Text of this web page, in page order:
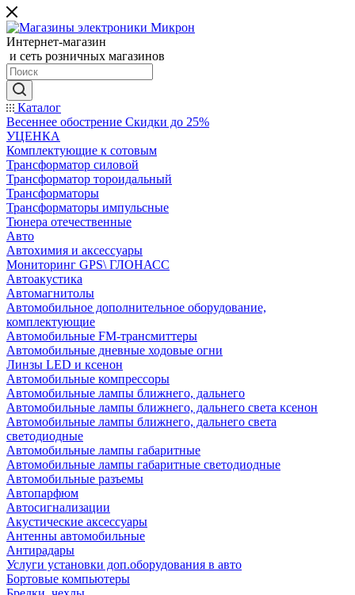
Интернет-магазин
и сеть розничных магазинов
Каталог
Весеннее обострение Скидки до 25%
УЦЕНКА
Комплектующие к сотовым
Трансформатор силовой
Трансформатор тороидальный
Трансформаторы
Трансформаторы импульсные
Тюнера отечественные
Авто
Автохимия и аксессуары
Мониторинг GPS\ ГЛОНАСС
Автоакустика
Автомагнитолы
Автомобильное дополнительное оборудование,
комплектующие
Автомобильные FM-трансмиттеры
Автомобильные дневные ходовые огни
Линзы LED и ксенон
Автомобильные компрессоры
Автомобильные лампы ближнего, дальнего
Автомобильные лампы ближнего, дальнего света ксенон
Автомобильные лампы ближнего, дальнего света
светодиодные
Автомобильные лампы габаритные
Автомобильные лампы габаритные светодиодные
Автомобильные разъемы
Автопарфюм
Автосигнализации
Акустические аксессуары
Антенны автомобильные
Антирадары
Услуги установки доп.оборудования в авто
Бортовые компьютеры